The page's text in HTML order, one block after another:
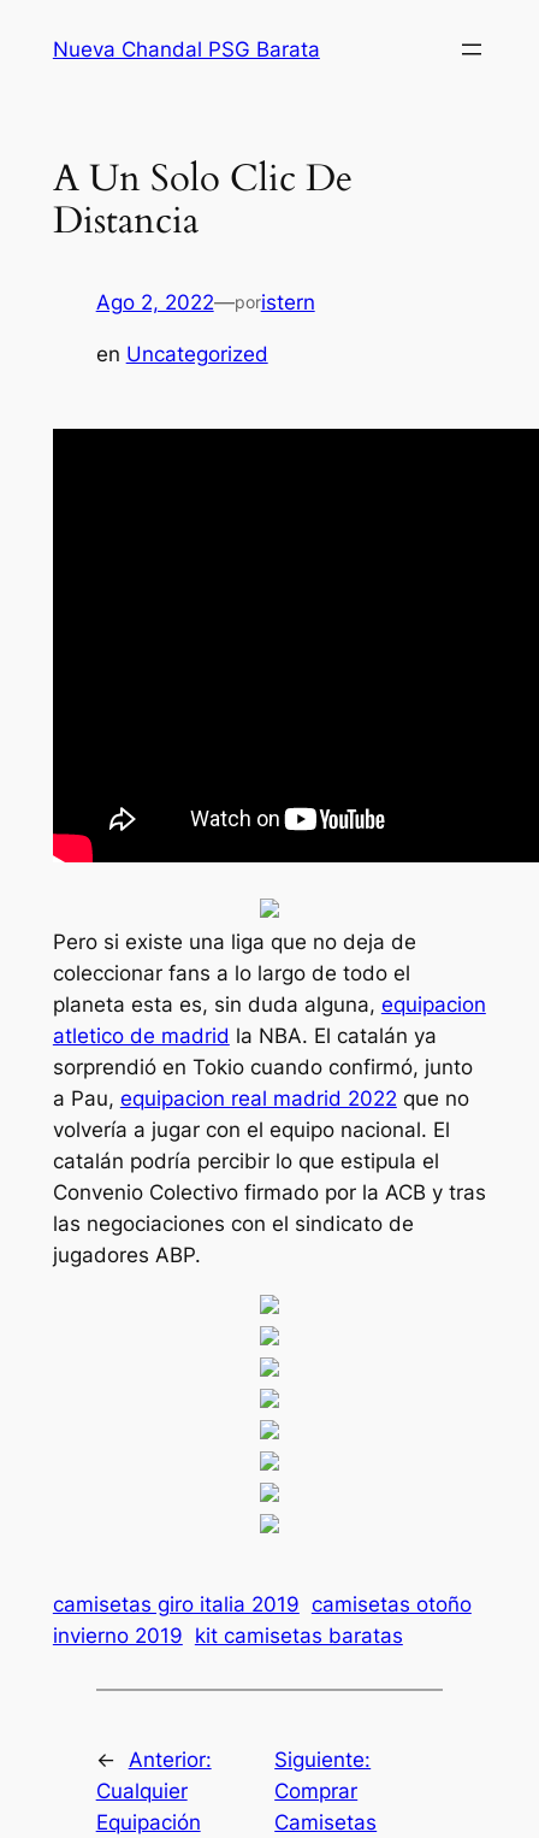
Nueva Chandal PSG Barata
A Un Solo Clic De
Distancia
Ago 2, 2022—poristern
en Uncategorized
Pero si existe una liga que no deja de
coleccionar fans a lo largo de todo el
planeta esta es, sin duda alguna, equipacion
atletico de madrid la NBA. El catalán ya
sorprendió en Tokio cuando confirmó, junto
a Pau, equipacion real madrid 2022 que no
volvería a jugar con el equipo nacional. El
catalán podría percibir lo que estipula el
Convenio Colectivo firmado por la ACB y tras
las negociaciones con el sindicato de
jugadores ABP.
camisetas giro italia 2019 camisetas otoño
invierno 2019 kit camisetas baratas
← Anterior:
Cualquier
Equipación
Siguiente:
Comprar
Camisetas